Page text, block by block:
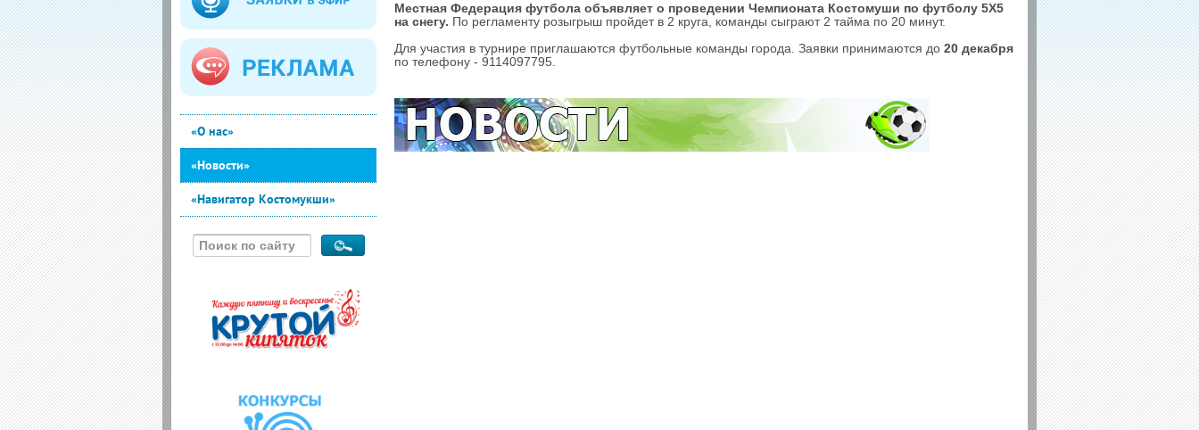
«О нас»
«Новости»
«Навигатор Костомукши»
Местная Федерация футбола объявляет о проведении Чемпионата Костомуши по футболу 5Х5
на снегу. По регламенту розыгрыш пройдет в 2 круга, команды сыграют 2 тайма по 20 минут.
Для участия в турнире приглашаются футбольные команды города. Заявки принимаются до 20 декабря
по телефону - 9114097795.